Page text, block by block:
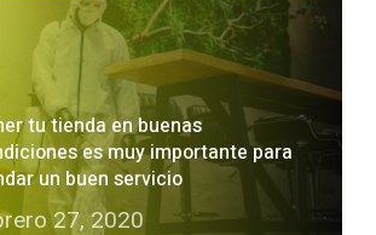
tu tienda en buenas
es muy importante para
un buen servicio
27, 2020